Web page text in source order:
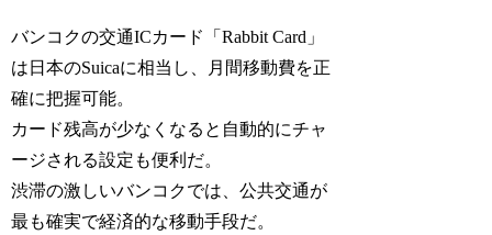
バンコクの交通ICカード「Rabbit Card」
は日本のSuicaに相当し、月間移動費を正
確に把握可能。
カード残高が少なくなると自動的にチャ
ージされる設定も便利だ。
渋滞の激しいバンコクでは、公共交通が
最も確実で経済的な移動手段だ。